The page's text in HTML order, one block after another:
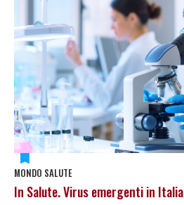
MONDO SALUTE
In Salute. Virus emergenti in Italia